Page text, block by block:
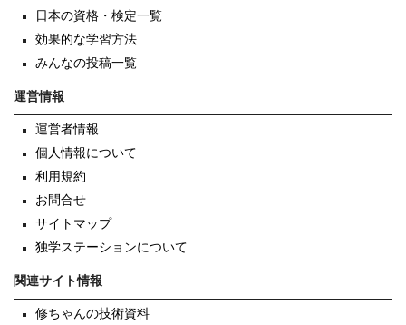
日本の資格・検定一覧
効果的な学習方法
みんなの投稿一覧
運営情報
運営者情報
個人情報について
利用規約
お問合せ
サイトマップ
独学ステーションについて
関連サイト情報
修ちゃんの技術資料